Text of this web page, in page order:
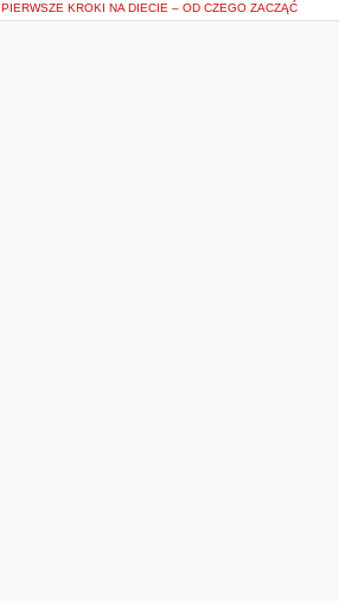
PIERWSZE KROKI NA DIECIE – OD CZEGO ZACZĄĆ